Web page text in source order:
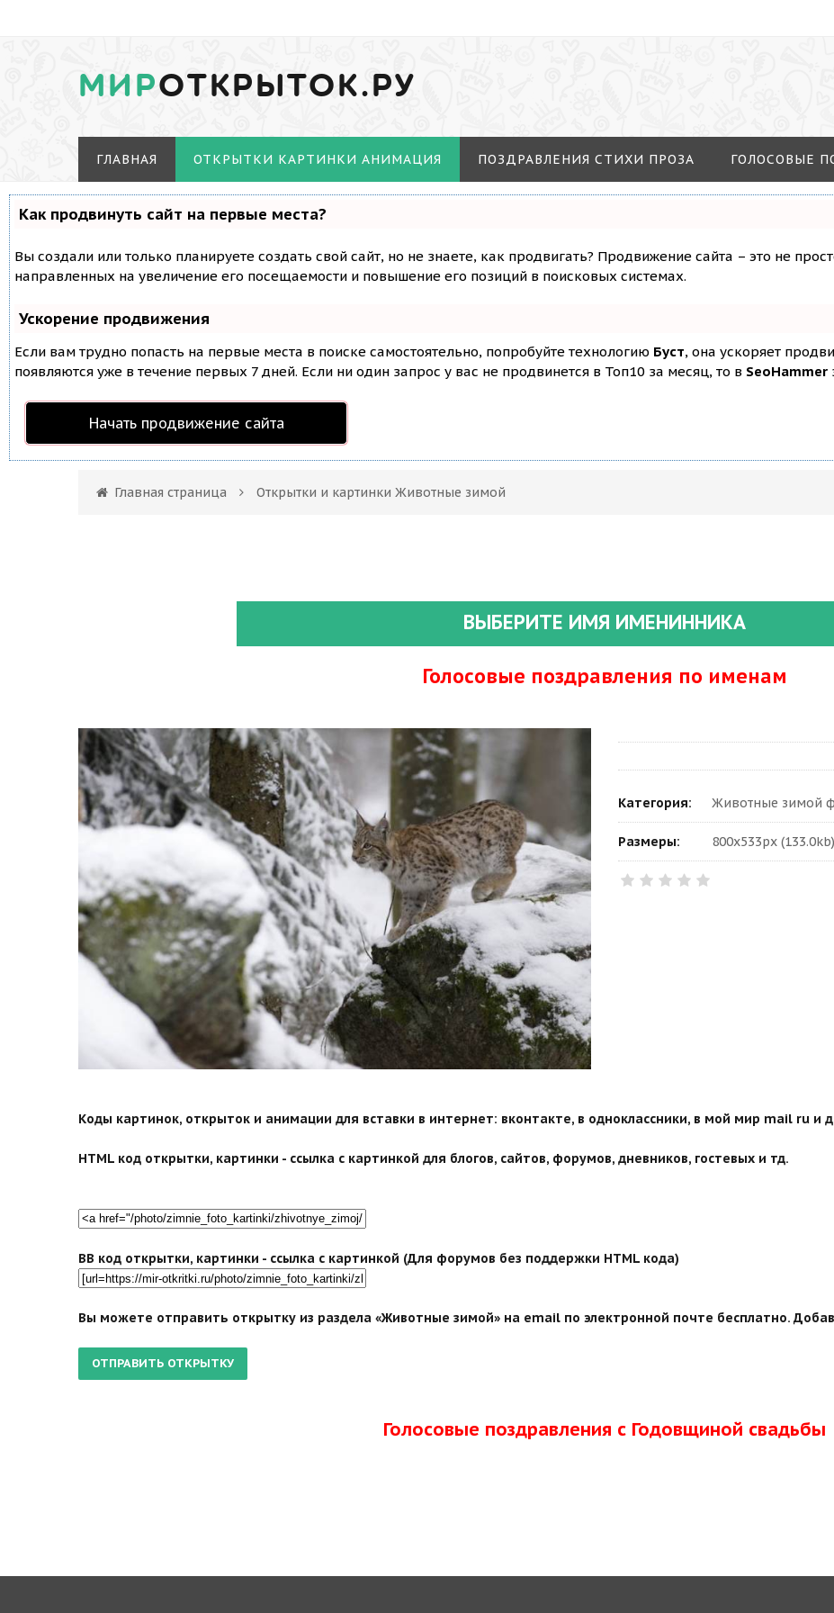
МИРОТКРЫТОК.РУ
ГЛАВНАЯ ОТКРЫТКИ КАРТИНКИ АНИМАЦИЯ ПОЗДРАВЛЕНИЯ СТИХИ ПРОЗА ГОЛОСОВЫЕ
Как продвинуть сайт на первые места?
Вы создали или только планируете создать свой сайт, но не знаете, как продвигать? Продвижение сайта – это не
направленных на увеличение его посещаемости и повышение его позиций в поисковых системах.
Ускорение продвижения
Если вам трудно попасть на первые места в поиске самостоятельно, попробуйте технологию Буст, она ускоряет
появляются уже в течение первых 7 дней. Если ни один запрос у вас не продвинется в Топ10 за месяц, то в SeoHammer
Начать продвижение сайта
Главная страница Открытки и картинки Животные зимой
ВЫБЕРИТЕ ИМЯ ИМЕНИННИКА
Голосовые поздравления по именам
Категория: Животные зимой
Размеры: 800x533px (133.0kb)
Коды картинок, открыток и анимации для вставки в интернет: вконтакте, в одноклассники, в мой мир mail ru и
HTML код открытки, картинки - ссылка с картинкой для блогов, сайтов, форумов, дневников, гостевых и тд.
BB код открытки, картинки - ссылка с картинкой (Для форумов без поддержки HTML кода)
Вы можете отправить открытку из раздела «Животные зимой» на email по электронной почте бесплатно.
Голосовые поздравления с Годовщиной свадьбы